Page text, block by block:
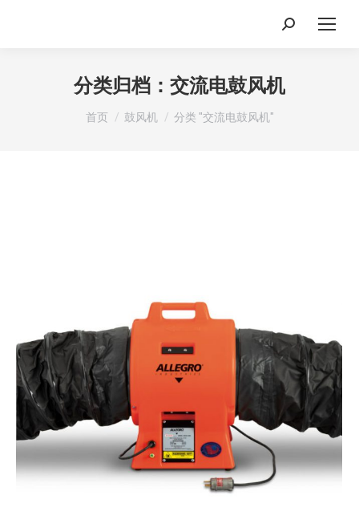
搜
分类归档： 交流电鼓风机
你在这里：
首页 鼓风机 分类 "交流电鼓风机"